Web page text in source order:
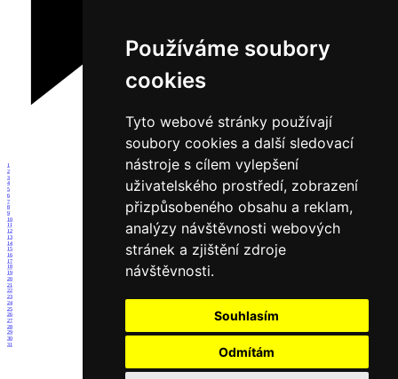
Používáme soubory
cookies
Tyto webové stránky používají
soubory cookies a další sledovací
nástroje s cílem vylepšení
uživatelského prostředí, zobrazení
přizpůsobeného obsahu a reklam,
analýzy návštěvnosti webových
stránek a zjištění zdroje
návštěvnosti.
Souhlasím
Odmítám
1
2
3
4
5
6
7
8
9
10
11
12
13
14
15
16
17
18
19
20
21
22
23
24
25
26
27
28
29
30
31